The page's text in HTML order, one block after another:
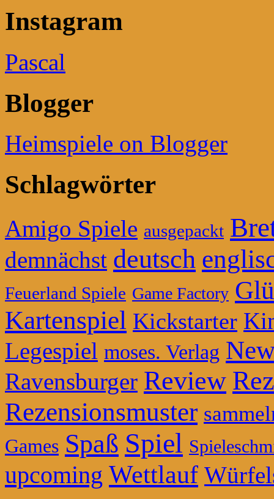
Instagram
Pascal
Blogger
Heimspiele on Blogger
Schlagwörter
Amigo Spiele ausgepackt
demnächst deutsch
Feuerland Spiele Game Factory
Kartenspiel Kickstarter
Legespiel moses. Verlag
Ravensburger Review
Rezensionsmuster
Games Spaß Spiel
upcoming Wettlauf